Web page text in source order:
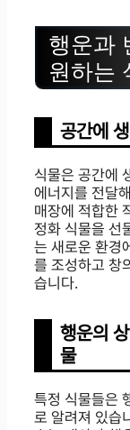
행운과
원하는
공간에
식물은 공간에
에너지를 전달
매장에 적합한
정화 식물을 선
는 새로운 환경
를 조성하고 창
습니다.
행운의
물
특정 식물들은
로 알려져 있습